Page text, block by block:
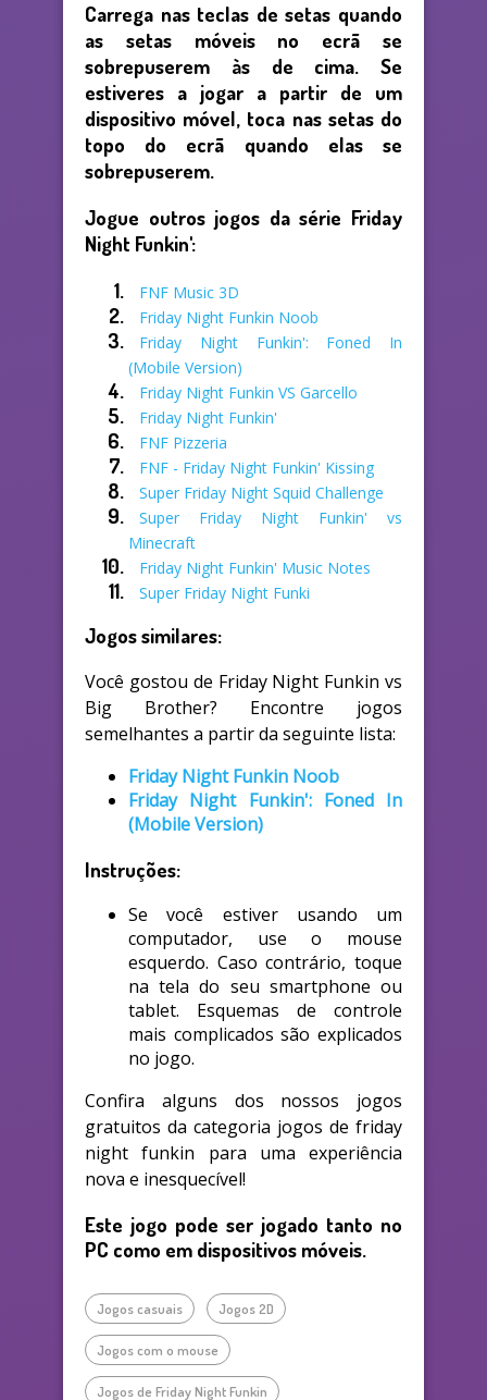
Carrega nas teclas de setas quando
as setas móveis no ecrã se
sobrepuserem às de cima. Se
estiveres a jogar a partir de um
dispositivo móvel, toca nas setas do
topo do ecrã quando elas se
sobrepuserem.
Jogue outros jogos da série Friday
Night Funkin':
FNF Music 3D
Friday Night Funkin Noob
Friday Night Funkin': Foned In
(Mobile Version)
Friday Night Funkin VS Garcello
Friday Night Funkin'
FNF Pizzeria
FNF - Friday Night Funkin' Kissing
Super Friday Night Squid Challenge
Super Friday Night Funkin' vs
Minecraft
Friday Night Funkin' Music Notes
Super Friday Night Funki
Jogos similares:
Você gostou de Friday Night Funkin vs
Big Brother? Encontre jogos
semelhantes a partir da seguinte lista:
Friday Night Funkin Noob
Friday Night Funkin': Foned In
(Mobile Version)
Instruções:
Se você estiver usando um
computador, use o mouse
esquerdo. Caso contrário, toque
na tela do seu smartphone ou
tablet. Esquemas de controle
mais complicados são explicados
no jogo.
Confira alguns dos nossos jogos
gratuitos da categoria jogos de friday
night funkin para uma experiência
nova e inesquecível!
Este jogo pode ser jogado tanto no
PC como em dispositivos móveis.
Jogos casuais Jogos 2D
Jogos com o mouse
Jogos de Friday Night Funkin